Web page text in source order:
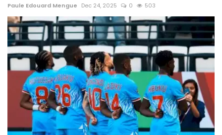
Paule Edouard Mengue Dec 24, 2025 0 503